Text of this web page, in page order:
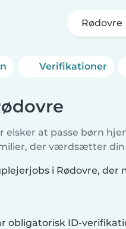
Rødovre
Verifikationer
at passe børn
der værdsætter din
i Rødovre, der
obligatorisk ID-